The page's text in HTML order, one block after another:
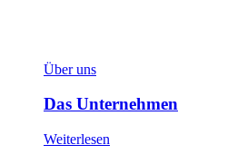
Über uns
Das Unternehmen
Weiterlesen